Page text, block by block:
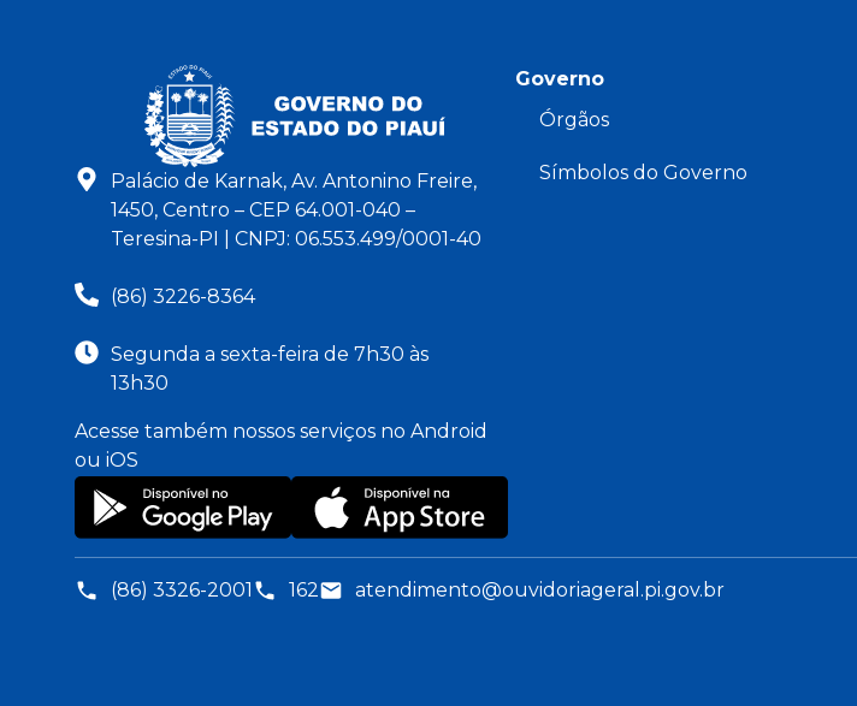
Palácio de Karnak, Av. Antonino Freire,
1450, Centro – CEP 64.001-040 –
Teresina-PI | CNPJ: 06.553.499/0001-40
(86) 3226-8364
Segunda a sexta-feira de 7h30 às
13h30
Acesse também nossos serviços no Android
ou iOS
Governo
Órgãos
Símbolos do Governo
(86) 3326-2001 162 atendimento@ouvidoriageral.pi.gov.br